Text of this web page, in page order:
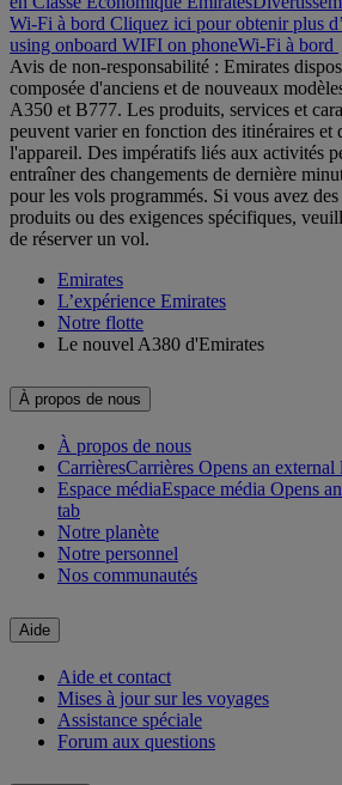
Wi-Fi à bord Cliquez ici pour obtenir plus
using onboard WIFI on phoneWi-Fi à bord
Avis de non-responsabilité : Emirates
composée d'anciens et de nouveaux
A350 et B777. Les produits, services et
peuvent varier en fonction des itinéraires et
l'appareil. Des impératifs liés aux activités
entraîner des changements de dernière
pour les vols programmés. Si vous avez
produits ou des exigences spécifiques,
de réserver un vol.
Emirates
L’expérience Emirates
Notre flotte
Le nouvel A380 d'Emirates
À propos de nous
À propos de nous
CarrièresCarrières Opens an
Espace médiaEspace média Opens
tab
Notre planète
Notre personnel
Nos communautés
Aide
Aide et contact
Mises à jour sur les voyages
Assistance spéciale
Forum aux questions